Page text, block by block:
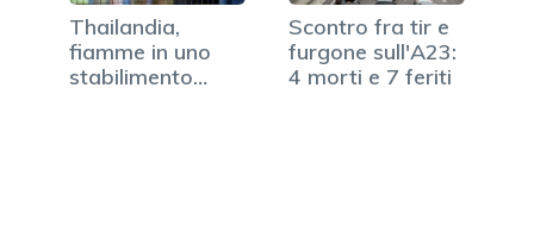
Thailandia,
fiamme in uno
stabilimento
Scontro fra tir e
furgone sull'A23:
4 morti e 7 feriti